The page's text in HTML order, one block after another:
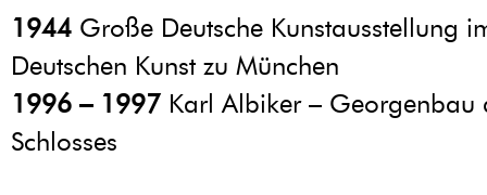
1944 Große Deutsche Kunstausstellung
Deutschen Kunst zu München
1996 – 1997 Karl Albiker – Georgenbau
Schlosses